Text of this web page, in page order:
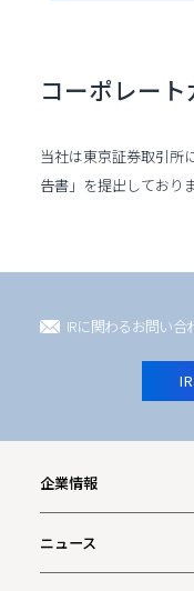
コーポレー
当社は東京証券取引所
告書」を提出しておりま
IRに関わるお問い合
企業情報
ニュース